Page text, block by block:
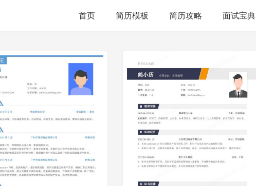
首页 简历模板 简历攻略 面试宝典